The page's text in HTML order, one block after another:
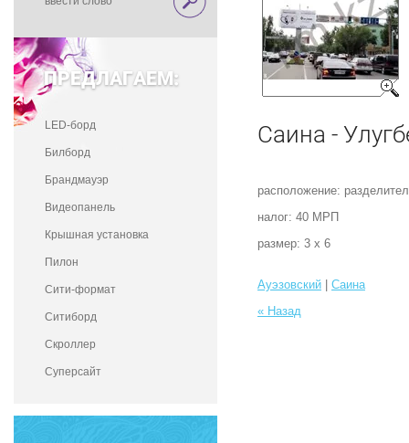
ПРЕДЛАГАЕМ:
LED-борд
Билборд
Брандмауэр
Видеопанель
Крышная установка
Пилон
Сити-формат
Ситиборд
Скроллер
Суперсайт
Саина -
расположение:
налог: 40 МРП
размер: 3 х 6
Ауэзовский
Саина
« Назад